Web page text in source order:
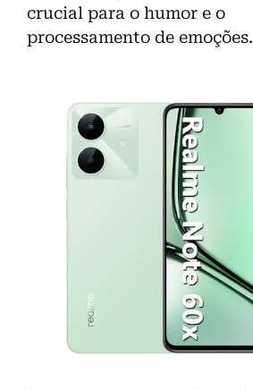
crucial para o humor e o
processamento de emoções.